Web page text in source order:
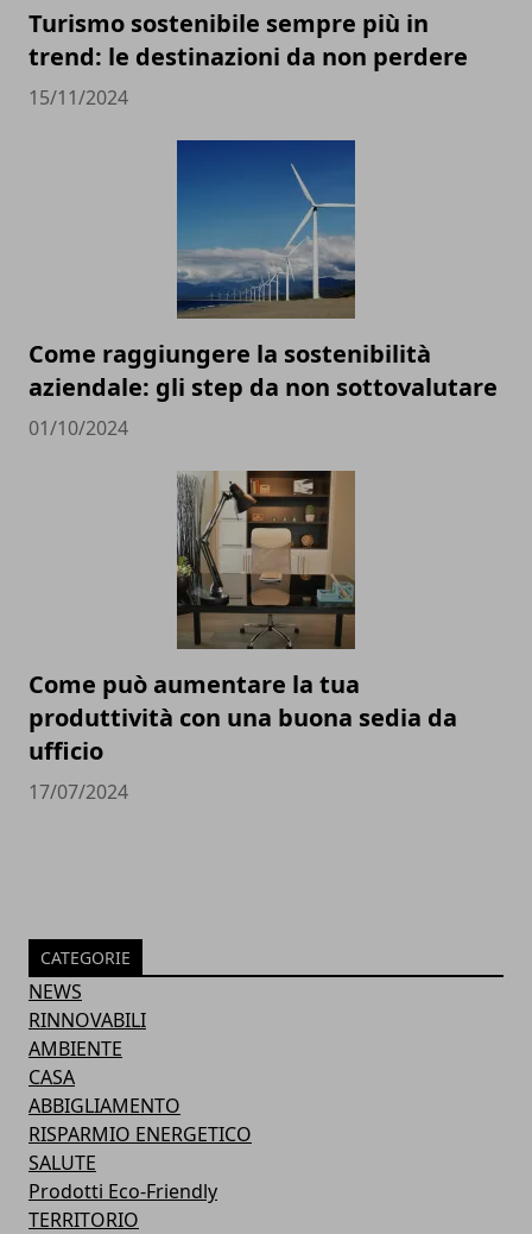
Turismo sostenibile sempre più in
trend: le destinazioni da non perdere
15/11/2024
Come raggiungere la sostenibilità
aziendale: gli step da non sottovalutare
01/10/2024
Come può aumentare la tua
produttività con una buona sedia da
ufficio
17/07/2024
CATEGORIE
NEWS
RINNOVABILI
AMBIENTE
CASA
ABBIGLIAMENTO
RISPARMIO ENERGETICO
SALUTE
Prodotti Eco-Friendly
TERRITORIO